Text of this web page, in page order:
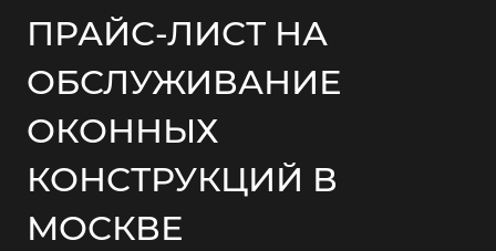
ПРАЙС-ЛИСТ НА
ОБСЛУЖИВАНИЕ
ОКОННЫХ
КОНСТРУКЦИЙ В
МОСКВЕ